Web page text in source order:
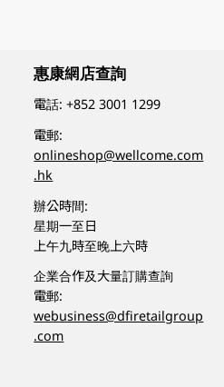
惠康網店查詢
電話:+852 3001 1299
電郵:
onlineshop@wellcome.com
.hk
辦公時間:
星期一至日
上午九時至晚上六時
企業合作及大量訂購查詢
電郵:
webusiness@dfiretailgroup
.com